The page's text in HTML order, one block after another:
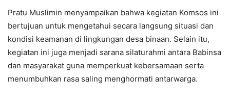
Pratu Muslimin menyampaikan bahwa kegiatan Komsos ini
bertujuan untuk mengetahui secara langsung situasi dan
kondisi keamanan di lingkungan desa binaan. Selain itu,
kegiatan ini juga menjadi sarana silaturahmi antara Babinsa
dan masyarakat guna memperkuat kebersamaan serta
menumbuhkan rasa saling menghormati antarwarga.